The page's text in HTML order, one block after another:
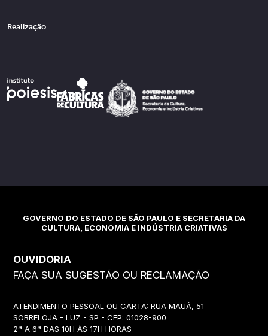
Realização
GOVERNO DO ESTADO DE SÃO PAULO E SECRETARIA DA
CULTURA, ECONOMIA E INDÚSTRIA CRIATIVAS
OUVIDORIA
FAÇA SUA SUGESTÃO OU RECLAMAÇÃO
ATENDIMENTO PESSOAL OU CARTA: RUA MAUÁ, 51
SOBRELOJA - LUZ - SP - CEP: 01028-900
2ª A 6ª DAS 10H ÀS 17H HORAS